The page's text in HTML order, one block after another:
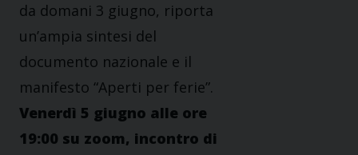
da domani 3 giugno, riporta
un’ampia sintesi del
documento nazionale e il
manifesto “Aperti per ferie”.
Venerdì 5 giugno alle ore
19:00 su zoom, incontro di